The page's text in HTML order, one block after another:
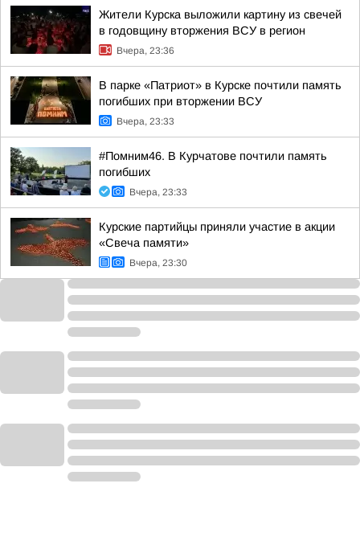
Жители Курска выложили картину из свечей
в годовщину вторжения ВСУ в регион
Вчера, 23:36
В парке «Патриот» в Курске почтили память
погибших при вторжении ВСУ
Вчера, 23:33
#Помним46. В Курчатове почтили память
погибших
Вчера, 23:33
Курские партийцы приняли участие в акции
«Свеча памяти»
Вчера, 23:30